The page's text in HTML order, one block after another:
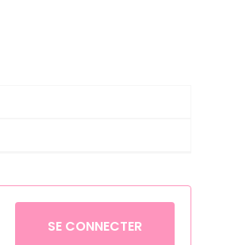
Petronix Defenders
Pokémon
Robin des Bois
SE CONNECTER